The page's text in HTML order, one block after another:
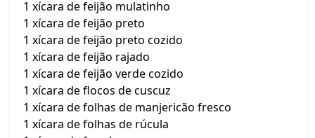
1 xícara de feijão mulatinho
1 xícara de feijão preto
1 xícara de feijão preto cozido
1 xícara de feijão rajado
1 xícara de feijão verde cozido
1 xícara de flocos de cuscuz
1 xícara de folhas de manjericão fresco
1 xícara de folhas de rúcula